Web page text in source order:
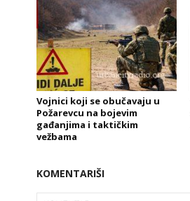
Vojnici koji se obučavaju u
Požarevcu na bojevim
gađanjima i taktičkim
vežbama
KOMENTARIŠI